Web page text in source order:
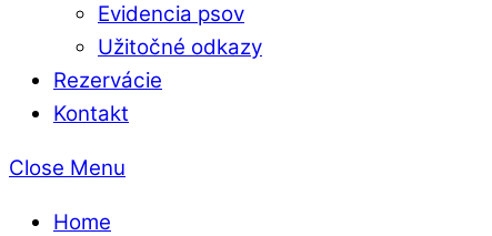
Evidencia psov
Užitočné odkazy
Rezervácie
Kontakt
Close Menu
Home